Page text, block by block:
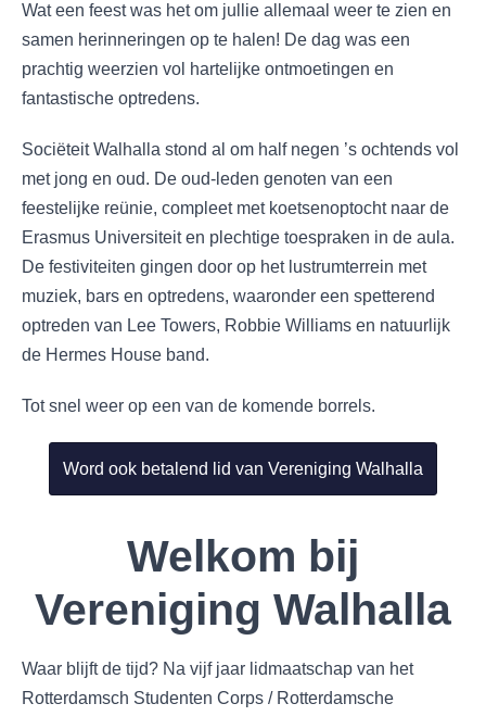
Wat een feest was het om jullie allemaal weer te zien en
samen herinneringen op te halen! De dag was een
prachtig weerzien vol hartelijke ontmoetingen en
fantastische optredens.
Sociëteit Walhalla stond al om half negen ’s ochtends vol
met jong en oud. De oud-leden genoten van een
feestelijke reünie, compleet met koetsenoptocht naar de
Erasmus Universiteit en plechtige toespraken in de aula.
De festiviteiten gingen door op het lustrumterrein met
muziek, bars en optredens, waaronder een spetterend
optreden van Lee Towers, Robbie Williams en natuurlijk
de Hermes House band.
Tot snel weer op een van de komende borrels.
Word ook betalend lid van Vereniging Walhalla
Welkom bij
Vereniging Walhalla
Waar blijft de tijd? Na vijf jaar lidmaatschap van het
Rotterdamsch Studenten Corps / Rotterdamsche